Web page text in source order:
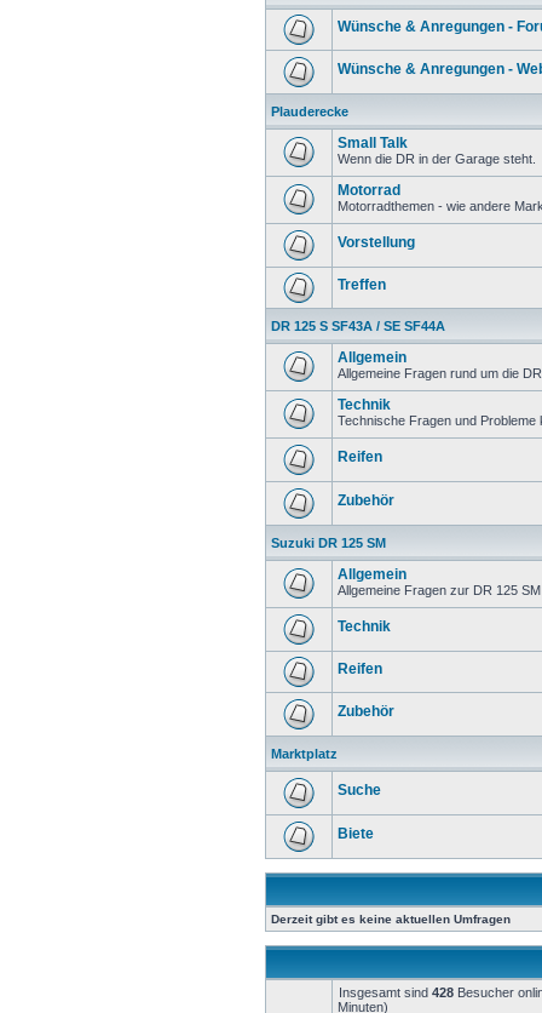
Wünsche & Anregungen -
Wünsche & Anregungen -
Plauderecke
Small Talk
Wenn die DR in der Garage steht.
Motorrad
Motorradthemen - wie andere
Vorstellung
Treffen
DR 125 S SF43A / SE SF44A
Allgemein
Allgemeine Fragen rund um die
Technik
Technische Fragen und Probleme
Reifen
Zubehör
Suzuki DR 125 SM
Allgemein
Allgemeine Fragen zur DR 125 SM
Technik
Reifen
Zubehör
Marktplatz
Suche
Biete
Derzeit gibt es keine aktuellen Umfragen
Insgesamt sind 428 Besucher
Minuten)